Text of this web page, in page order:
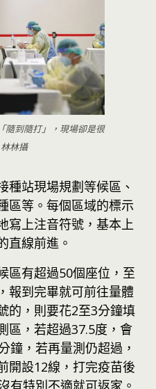
隨到隨打」，現場卻是很
林攝
種站現場規劃等候區、
區等。每個區域的標示
寫上注音符號，基本上
直線前進。
區有超過50個座位，至
報到完畢就可前往量體
的，則要花2至3分鐘填
區，若超過37.5度，會
鐘，若再量測仍超過，
開設12線，打完疫苗後
有特別不適就可返家。